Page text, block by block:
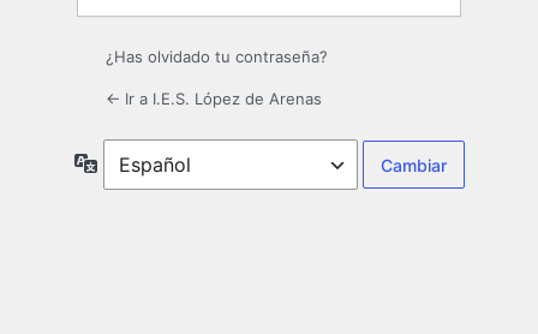
¿Has olvidado tu contraseña?
← Ir a I.E.S. López de Arenas
Idioma